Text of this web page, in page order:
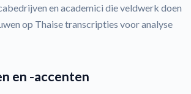
en academici die veldwerk doen
op Thaise transcripties voor analyse
en -accenten